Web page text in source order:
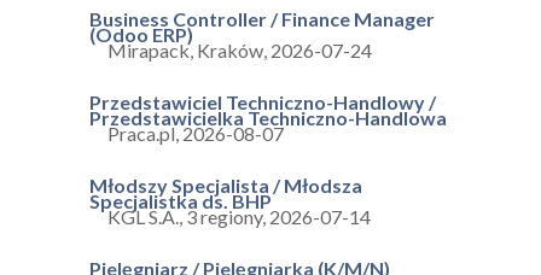
Business Controller / Finance Manager
(Odoo ERP)
Mirapack, Kraków 2026-07-24
Przedstawiciel Techniczno-Handlowy /
Przedstawicielka Techniczno-Handlowa
Praca.pl,2026-08-07
Młodszy Specjalista / Młodsza
Specjalistka ds. BHP
KGL S.A.,3 regiony, 2026-07-14
Pielęgniarz / Pielęgniarka (K/M/N)